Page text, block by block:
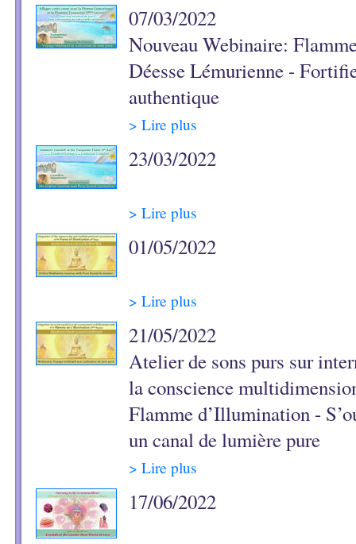
07/03/2022
Nouveau Webinaire:
Déesse Lémurienne -
authentique
> Lire plus
23/03/2022
> Lire plus
01/05/2022
> Lire plus
21/05/2022
Atelier de sons purs sur
la conscience
Flamme d’Illumination -
un canal de lumière pure
> Lire plus
17/06/2022